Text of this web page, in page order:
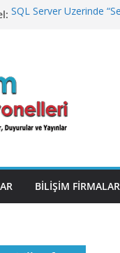
SQL Server Üzerinde
Geleceğin Finans
ElektraWeb’de Neler
Yanıtladı
BILIŞIM